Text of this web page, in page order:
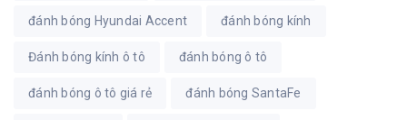
đánh bóng Hyundai Accent đánh bóng kính
Đánh bóng kính ô tô đánh bóng ô tô
đánh bóng ô tô giá rẻ đánh bóng SantaFe